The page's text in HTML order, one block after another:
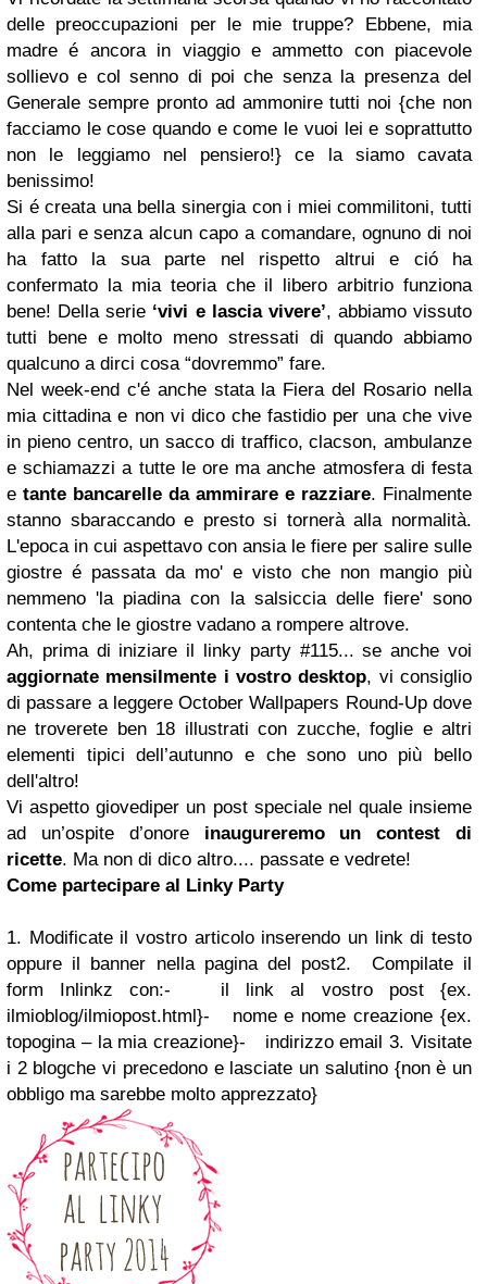
delle preoccupazioni per le mie truppe? Ebbene, mia
madre é ancora in viaggio e ammetto con piacevole
sollievo e col senno di poi che senza la presenza del
Generale sempre pronto ad ammonire tutti noi {che non
facciamo le cose quando e come le vuoi lei e soprattutto
non le leggiamo nel pensiero!} ce la siamo cavata
benissimo!
Si é creata una bella sinergia con i miei commilitoni, tutti
alla pari e senza alcun capo a comandare, ognuno di noi
ha fatto la sua parte nel rispetto altrui e ció ha
confermato la mia teoria che il libero arbitrio funziona
bene! Della serie ‘vivi e lascia vivere’, abbiamo vissuto
tutti bene e molto meno stressati di quando abbiamo
qualcuno a dirci cosa “dovremmo” fare.
Nel week-end c'é anche stata la Fiera del Rosario nella
mia cittadina e non vi dico che fastidio per una che vive
in pieno centro, un sacco di traffico, clacson, ambulanze
e schiamazzi a tutte le ore ma anche atmosfera di festa
e tante bancarelle da ammirare e razziare. Finalmente
stanno sbaraccando e presto si tornerà alla normalità.
L'epoca in cui aspettavo con ansia le fiere per salire sulle
giostre é passata da mo' e visto che non mangio più
nemmeno 'la piadina con la salsiccia delle fiere' sono
contenta che le giostre vadano a rompere altrove.
Ah, prima di iniziare il linky party #115... se anche voi
aggiornate mensilmente i vostro desktop, vi consiglio
di passare a leggere October Wallpapers Round-Up dove
ne troverete ben 18 illustrati con zucche, foglie e altri
elementi tipici dell’autunno e che sono uno più bello
dell'altro!
Vi aspettogiovediper un post speciale nel quale insieme
ad un’ospite d’onore inaugureremo un contest di
ricette. Ma non di dico altro.... passate e vedrete!
Come partecipare al Linky Party
1. Modificate il vostro articoloinserendo un link di testo
oppure il banner nella pagina del post2. Compilate il
form Inlinkz con:- il link al vostro post {ex.
ilmioblog/ilmiopost.html}- nome e nome creazione {ex.
topogina – la mia creazione}- indirizzo email3.Visitate
i 2 blogche vi precedono e lasciate un salutino {non è un
obbligo ma sarebbe molto apprezzato}